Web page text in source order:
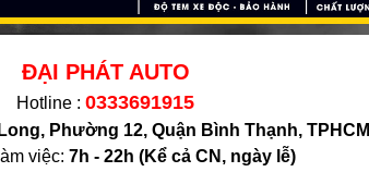
ĐẠI PHÁT AUTO
Hotline :0333691915
Phường 12, Quận Bình Thạnh, TPHCM
việc: 7h - 22h (Kể cả CN, ngày lễ)